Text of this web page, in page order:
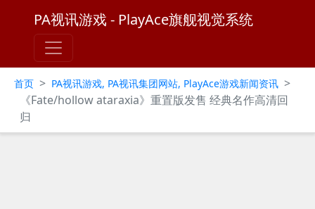
PA视讯游戏 - PlayAce旗舰视觉系统
首页 > PA视讯游戏, PA视讯集团网站, PlayAce游戏新闻资讯 >
《Fate/hollow ataraxia》重置版发售 经典名作高清回
归